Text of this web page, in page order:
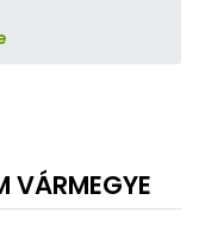
VÁRMEGYE